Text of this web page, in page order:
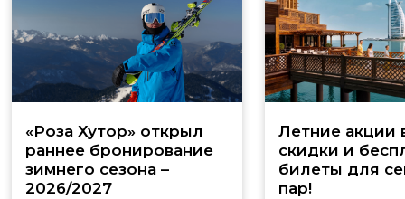
«Роза Хутор» открыл
раннее бронирование
зимнего сезона –
2026/2027
Летние акции
скидки и
билеты для
пар!